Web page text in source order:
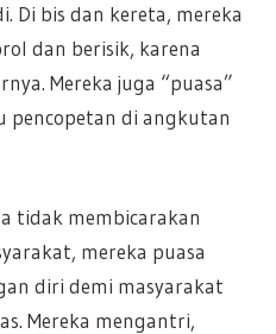
Di bis dan kereta, mereka
dan berisik, karena
Mereka juga “puasa”
pencopetan di angkutan
tidak membicarakan
mereka puasa
diri demi masyarakat
Mereka mengantri,